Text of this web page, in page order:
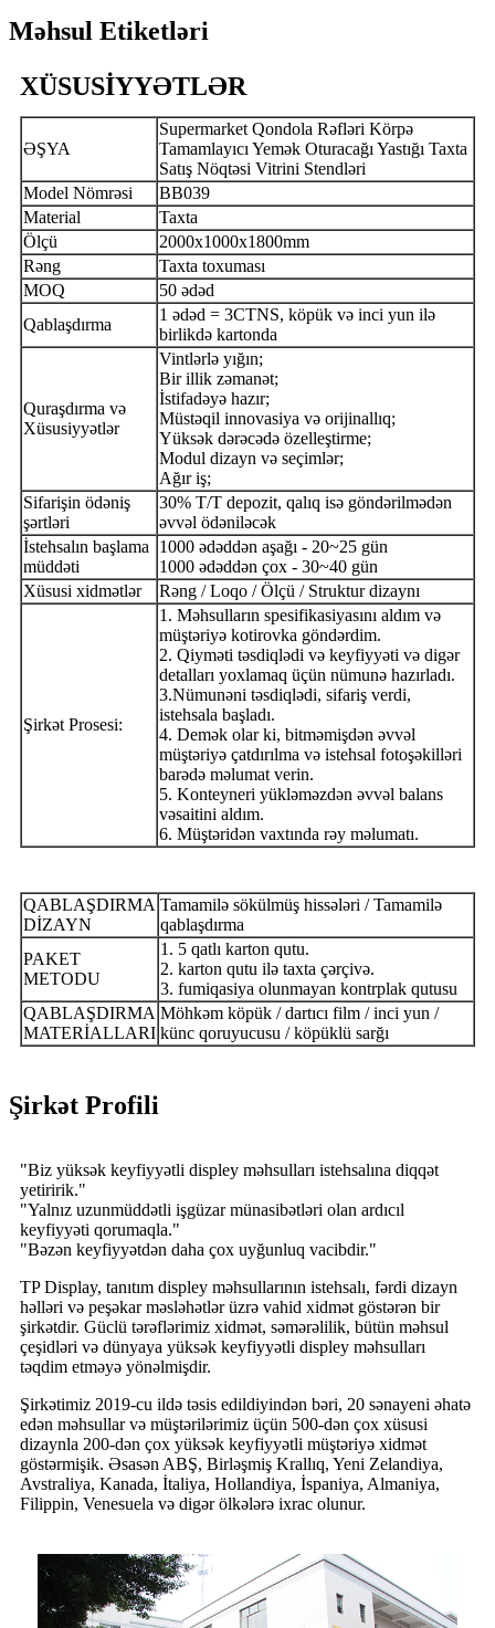
Məhsul Etiketləri
XÜSUSİYYƏTLƏR
ƏŞYA
Supermarket Qondola Rəfləri Körpə
Tamamlayıcı Yemək Oturacağı Yastığı Taxta
Satış Nöqtəsi Vitrini Stendləri
Model Nömrəsi
BB039
Material
Taxta
Ölçü
2000x1000x1800mm
Rəng
Taxta toxuması
MOQ
50 ədəd
Qablaşdırma
1 ədəd = 3CTNS, köpük və inci yun ilə
birlikdə kartonda
Quraşdırma və
Xüsusiyyətlər
Vintlərlə yığın;
Bir illik zəmanət;
İstifadəyə hazır;
Müstəqil innovasiya və orijinallıq;
Yüksək dərəcədə özelleştirme;
Modul dizayn və seçimlər;
Ağır iş;
Sifarişin ödəniş
şərtləri
30% T/T depozit, qalıq isə göndərilmədən
əvvəl ödəniləcək
İstehsalın başlama
müddəti
1000 ədəddən aşağı - 20~25 gün
1000 ədəddən çox - 30~40 gün
Xüsusi xidmətlər
Rəng / Loqo / Ölçü / Struktur dizaynı
Şirkət Prosesi:
1. Məhsulların spesifikasiyasını aldım və
müştəriyə kotirovka göndərdim.
2. Qiyməti təsdiqlədi və keyfiyyəti və digər
detalları yoxlamaq üçün nümunə hazırladı.
3.Nümunəni təsdiqlədi, sifariş verdi,
istehsala başladı.
4. Demək olar ki, bitməmişdən əvvəl
müştəriyə çatdırılma və istehsal fotoşəkilləri
barədə məlumat verin.
5. Konteyneri yükləməzdən əvvəl balans
vəsaitini aldım.
6. Müştəridən vaxtında rəy məlumatı.
QABLAŞDIRMA
DİZAYN
Tamamilə sökülmüş hissələri / Tamamilə
qablaşdırma
PAKET
METODU
1. 5 qatlı karton qutu.
2. karton qutu ilə taxta çərçivə.
3. fumiqasiya olunmayan kontrplak qutusu
QABLAŞDIRMA
MATERİALLARI
Möhkəm köpük / dartıcı film / inci yun /
künc qoruyucusu / köpüklü sarğı
Şirkət Profili
"Biz yüksək keyfiyyətli displey məhsulları istehsalına diqqət
yetiririk."
"Yalnız uzunmüddətli işgüzar münasibətləri olan ardıcıl
keyfiyyəti qorumaqla."
"Bəzən keyfiyyətdən daha çox uyğunluq vacibdir."
TP Display, tanıtım displey məhsullarının istehsalı, fərdi dizayn
həlləri və peşəkar məsləhətlər üzrə vahid xidmət göstərən bir
şirkətdir. Güclü tərəflərimiz xidmət, səmərəlilik, bütün məhsul
çeşidləri və dünyaya yüksək keyfiyyətli displey məhsulları
təqdim etməyə yönəlmişdir.
Şirkətimiz 2019-cu ildə təsis edildiyindən bəri, 20 sənayeni əhatə
edən məhsullar və müştərilərimiz üçün 500-dən çox xüsusi
dizaynla 200-dən çox yüksək keyfiyyətli müştəriyə xidmət
göstərmişik. Əsasən ABŞ, Birləşmiş Krallıq, Yeni Zelandiya,
Avstraliya, Kanada, İtaliya, Hollandiya, İspaniya, Almaniya,
Filippin, Venesuela və digər ölkələrə ixrac olunur.